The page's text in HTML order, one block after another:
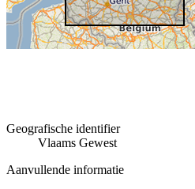
Geografische identifier
Vlaams Gewest
Aanvullende informatie